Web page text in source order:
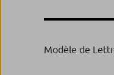
Modèle de